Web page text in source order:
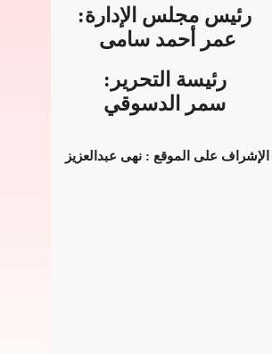
رئيس مجلس الإدارة:
عمر أحمد سامى
رئيسة التحرير:
سمر الدسوقي
الإشراف على الموقع : نهى عبدالعزيز